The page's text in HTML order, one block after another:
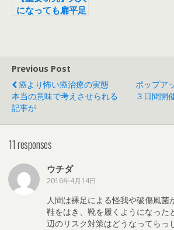
になっても扁平足
Previous Post
癌より怖い癌治療の実態
本当の意味で考えさせられる
記事が
ポップア
３日間開
11 responses
ウチダ
2016年4月14日
人間は裸足による怪我や破傷風菌
鞋をはき、靴を履くようになった
辺のリスク対策はどうなってらっ